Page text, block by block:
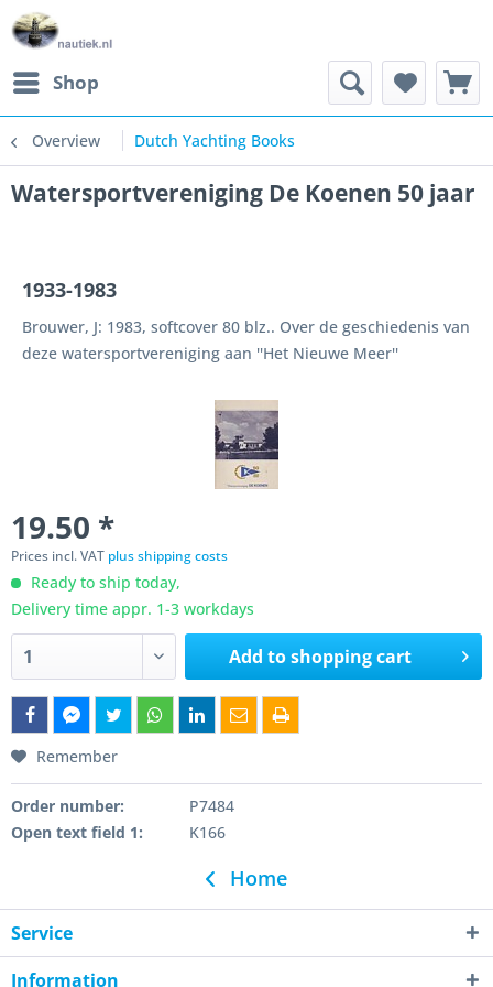
Shop
Overview Dutch Yachting Books
Watersportvereniging De Koenen 50 jaar
1933-1983
Brouwer, J: 1983, softcover 80 blz.. Over de geschiedenis van
deze watersportvereniging aan ''Het Nieuwe Meer''
19.50 *
Prices incl. VAT plus shipping costs
Ready to ship today,
Delivery time appr. 1-3 workdays
Add toshopping cart
Remember
Order number:
P7484
Open text field 1:
K166
Home
Service
Information